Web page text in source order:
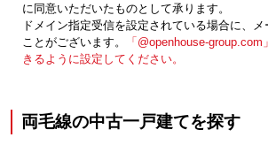
に同意いただいたものとして承ります。
ドメイン指定受信を設定されている場合に、
ことがございます。
「@openhouse-
きるように設定してください。
両毛線の中古一戸建てを探す